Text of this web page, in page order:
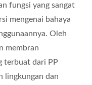
fungsi yang sangat
mengenai bahaya
Oleh
membran
terbuat dari PP
lingkungan dan